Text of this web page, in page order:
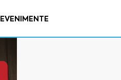
EVENIMENTE